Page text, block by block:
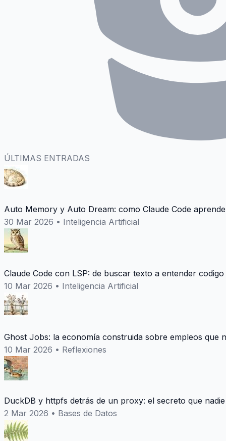
ÚLTIMAS ENTRADAS
Auto Memory y Auto Dream: como Claude Code
30 Mar 2026 • Inteligencia Artificial
Claude Code con LSP: de buscar texto a entender codigo
10 Mar 2026 • Inteligencia Artificial
Ghost Jobs: la economía construida sobre empleos que
10 Mar 2026 • Reflexiones
DuckDB y httpfs detrás de un proxy: el secreto que
2 Mar 2026 • Bases de Datos